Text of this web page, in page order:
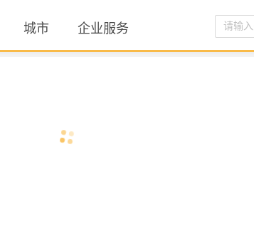
城市 企业服务